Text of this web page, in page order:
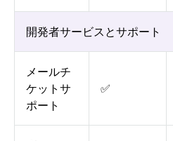
開発者サービスとサポート
メールチ
ケットサ
ポート
✅